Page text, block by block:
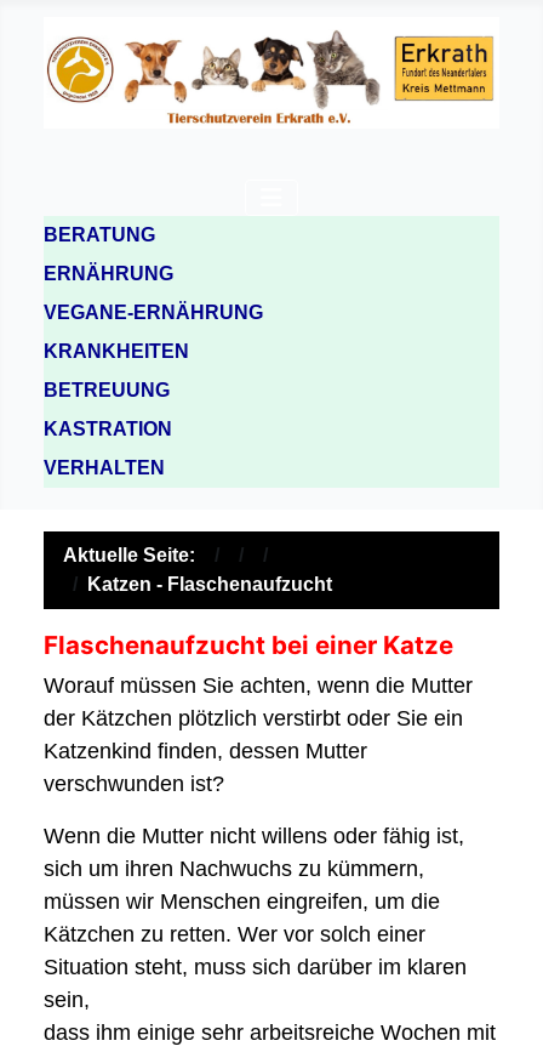
BERATUNG
ERNÄHRUNG
VEGANE-ERNÄHRUNG
KRANKHEITEN
BETREUUNG
KASTRATION
VERHALTEN
Aktuelle Seite:
Katzen - Flaschenaufzucht
Flaschenaufzucht bei einer Katze
Worauf müssen Sie achten, wenn die Mutter
der Kätzchen plötzlich verstirbt oder Sie ein
Katzenkind finden, dessen Mutter
verschwunden ist?
Wenn die Mutter nicht willens oder fähig ist,
sich um ihren Nachwuchs zu kümmern,
müssen wir Menschen eingreifen, um die
Kätzchen zu retten. Wer vor solch einer
Situation steht, muss sich darüber im klaren
sein,
dass ihm einige sehr arbeitsreiche Wochen mit